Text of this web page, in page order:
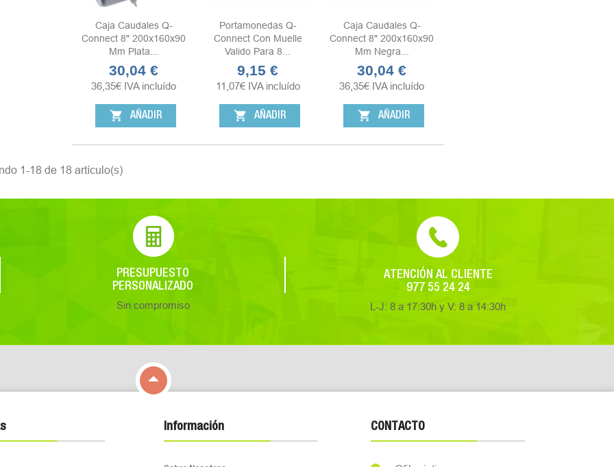
Caja Caudales Q-
Connect 8" 200x160x90
Mm Plata...
Precio
30,04 €
36,35€ IVA incluído
shopping_cart AÑADIR
Portamonedas Q-
Connect Con Muelle
Valido Para 8...
Precio
9,15 €
11,07€ IVA incluído
shopping_cart AÑADIR
Caja Caudales Q-
Connect 8" 200x160x90
Mm Negra...
Precio
30,04 €
36,35€ IVA incluído
shopping_cart AÑADIR
1-18 de 18 artículo(s)
PRESUPUESTO
PERSONALIZADO
Sin compromiso
ATENCIÓN AL CLIENTE
977 55 24 24
L-J: 8 a 17:30h y V: 8 a 14:30h

Información CONTACTO